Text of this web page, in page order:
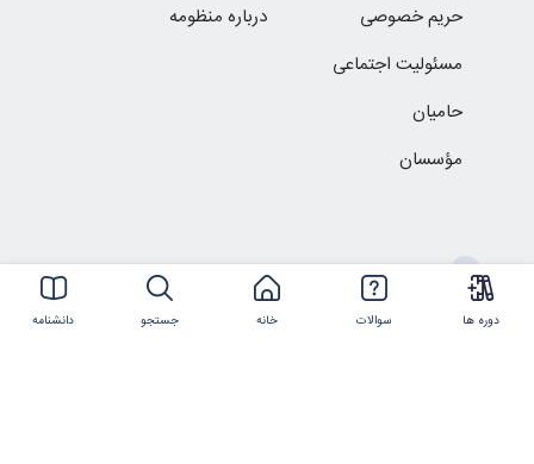
دوره ها سوالات خانه جستجو دانشنامه
حریم خصوصی
مسئولیت اجتماعی
حامیان
مؤسسان
درباره منظومه
ارتباط با ما